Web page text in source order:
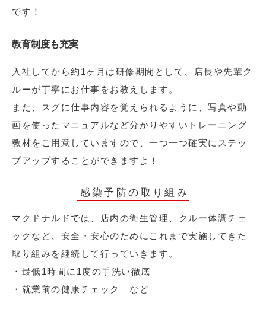
です！
教育制度も充実
入社してから約1ヶ月は研修期間として、店長や先輩ク
ルーが丁寧にお仕事をお教えします。
また、スグに仕事内容を覚えられるように、写真や動
画を使ったマニュアルなど分かりやすいトレーニング
教材をご用意していますので、一つ一つ確実にステッ
プアップすることができますよ！
感染予防の取り組み
マクドナルドでは、店内の衛生管理、クルー体調チェ
ックなど、安全・安心のためにこれまで実施してきた
取り組みを継続して行っていきます。
・最低1時間に1度の手洗い徹底
・就業前の健康チェック など